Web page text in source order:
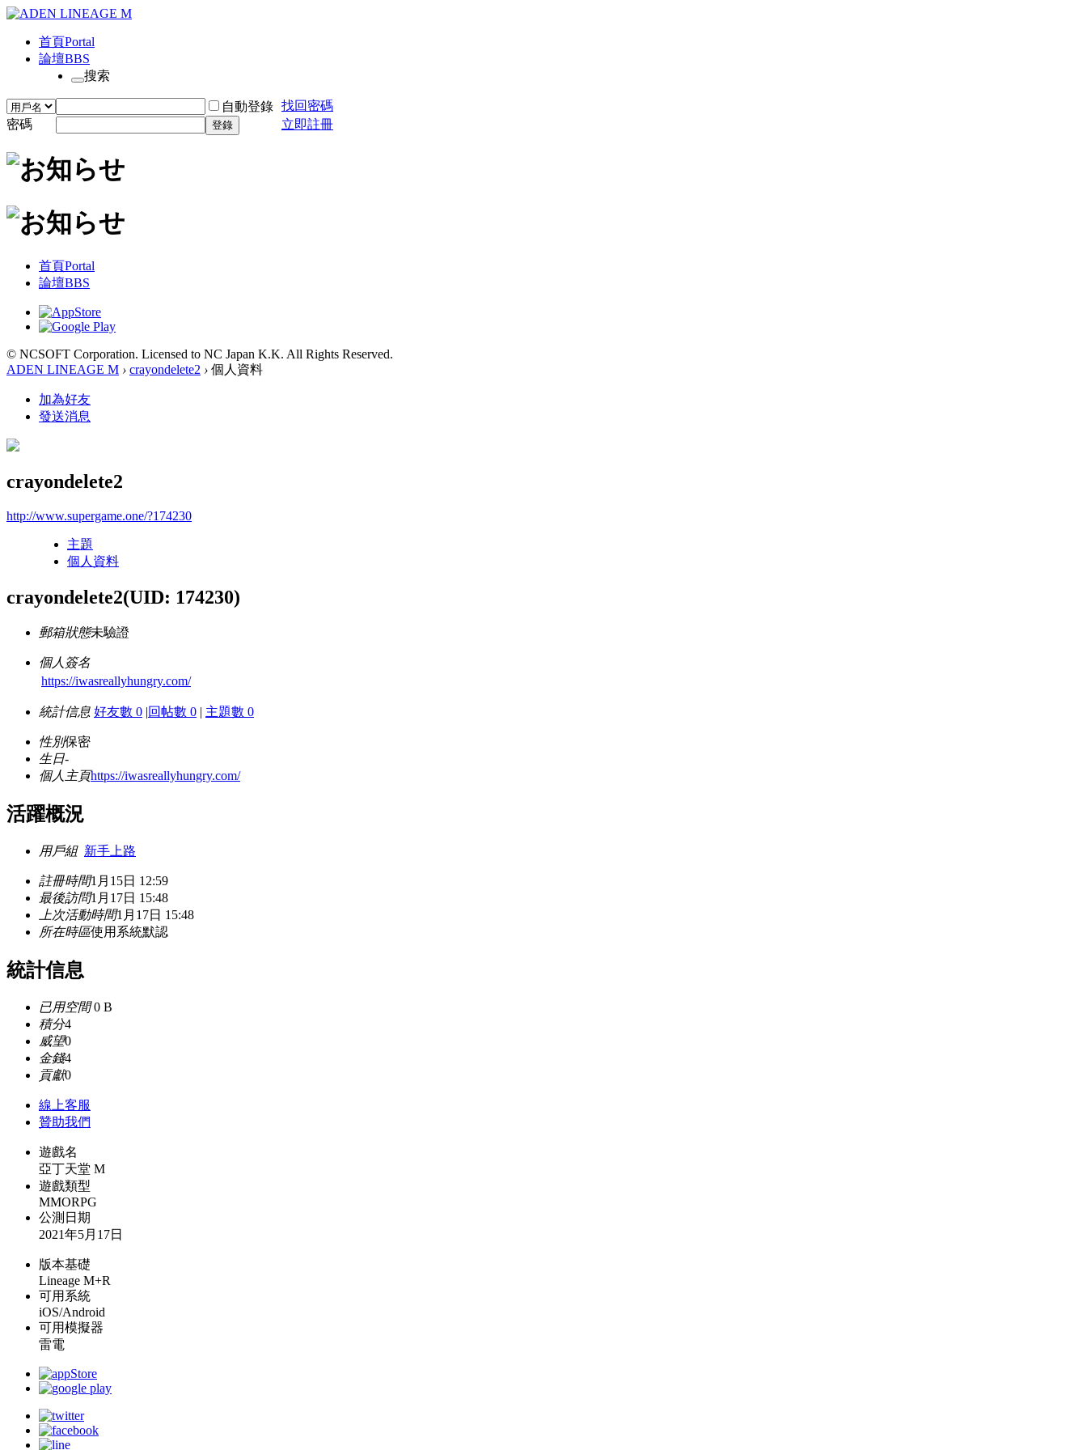
首頁Portal
論壇BBS
搜索
自動登錄 找回密碼
密碼
登錄 立即註冊
首頁Portal
論壇BBS
© NCSOFT Corporation. Licensed to NC Japan K.K. All Rights Reserved.
ADEN LINEAGE M › crayondelete2 › 個人資料
加為好友
發送消息
crayondelete2
http://www.supergame.one/?174230
主題
個人資料
crayondelete2(UID: 174230)
郵箱狀態未驗證
個人簽名
https://iwasreallyhungry.com/
統計信息 好友數 0 |回帖數 0 | 主題數 0
性別保密
生日-
個人主頁https://iwasreallyhungry.com/
活躍概況
用戶組 新手上路
註冊時間1月15日 12:59
最後訪問1月17日 15:48
上次活動時間1月17日 15:48
所在時區使用系統默認
統計信息
已用空間0 B
積分4
威望0
金錢4
貢獻0
線上客服
贊助我們
遊戲名
亞丁天堂 M
遊戲類型
MMORPG
公測日期
2021年5月17日
版本基礎
Lineage M+R
可用系統
iOS/Android
可用模擬器
雷電